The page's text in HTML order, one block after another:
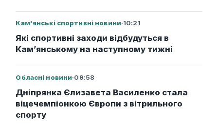
Кам'янські спортивні новини·10:21
Які спортивні заходи відбудуться в
Кам’янському на наступному тижні
Обласні новини·09:58
Дніпрянка Єлизавета Василенко стала
віцечемпіонкою Європи з вітрильного
спорту